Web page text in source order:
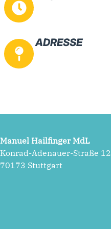
ADRESSE
Manuel Hailfinger MdL
Konrad-Adenauer-Straße 12
70173 Stuttgart